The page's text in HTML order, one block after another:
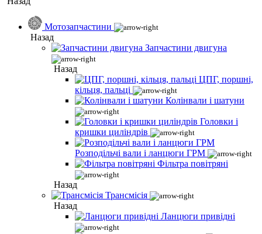
Мотозапчастини
Назад
Запчастини двигуна
Назад
ЦПГ, поршні,
кільця, пальці
Колінвали і шатуни
Головки і
кришки циліндрів
Розподільчі вали і ланцюги ГРМ
Фільтра повітряні
Назад
Трансмісія
Назад
Ланцюги привідні